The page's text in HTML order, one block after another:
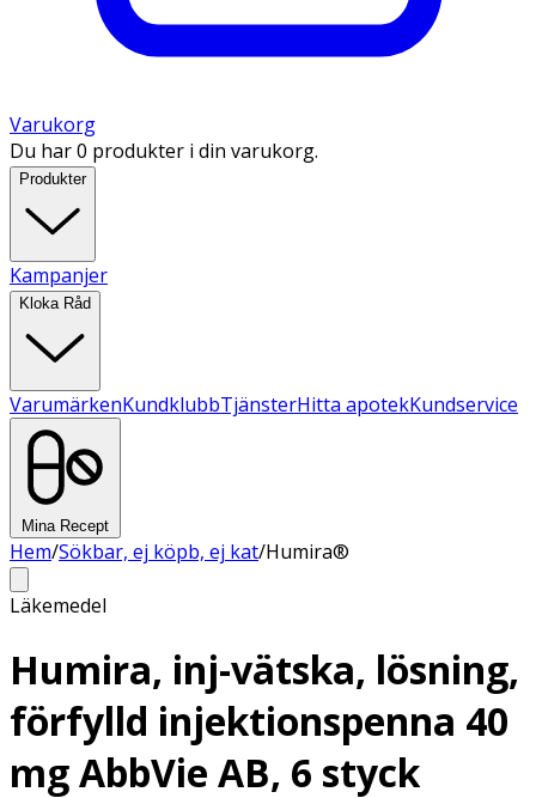
Varukorg
Du har 0 produkter i din varukorg.
Produkter
Kampanjer
Kloka Råd
VarumärkenKundklubbTjänsterHitta apotekKundservice
Mina Recept
Hem/Sökbar, ej köpb, ej kat/Humira®
Läkemedel
Humira, inj-vätska, lösning,
förfylld injektionspenna 40
mg AbbVie AB, 6 styck